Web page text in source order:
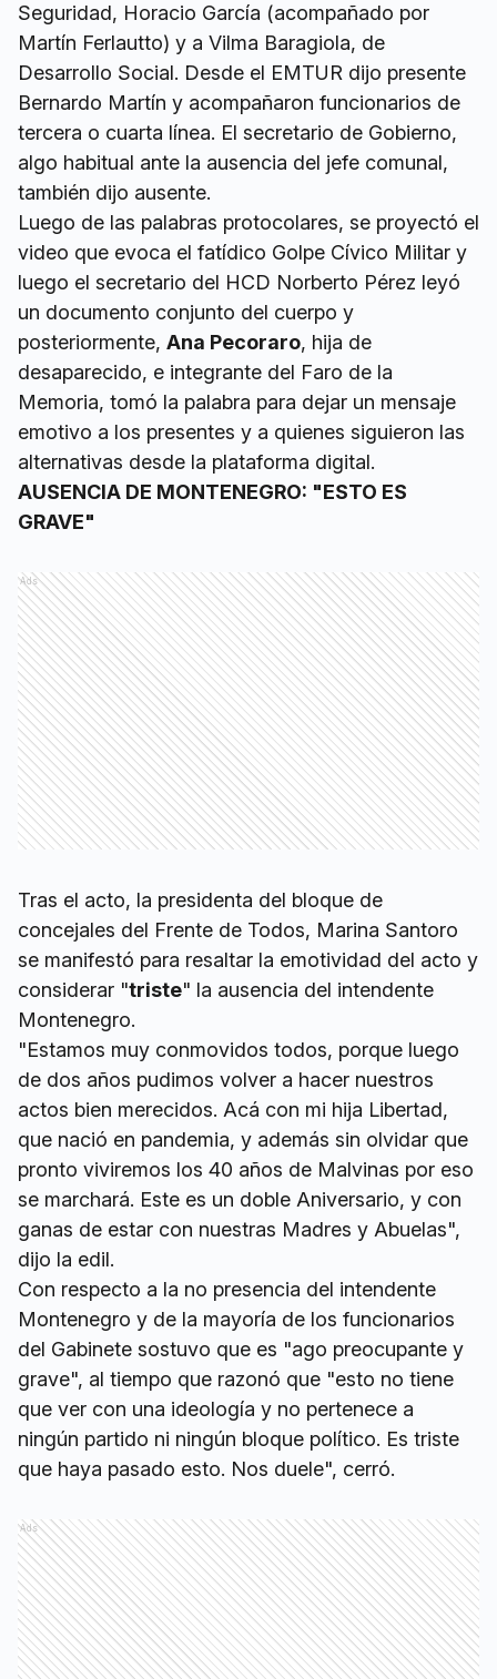
Seguridad, Horacio García (acompañado por
Martín Ferlautto) y a Vilma Baragiola, de
Desarrollo Social. Desde el EMTUR dijo presente
Bernardo Martín y acompañaron funcionarios de
tercera o cuarta línea. El secretario de Gobierno,
algo habitual ante la ausencia del jefe comunal,
también dijo ausente.
Luego de las palabras protocolares, se proyectó el
video que evoca el fatídico Golpe Cívico Militar y
luego el secretario del HCD Norberto Pérez leyó
un documento conjunto del cuerpo y
posteriormente, Ana Pecoraro, hija de
desaparecido, e integrante del Faro de la
Memoria, tomó la palabra para dejar un mensaje
emotivo a los presentes y a quienes siguieron las
alternativas desde la plataforma digital.
AUSENCIA DE MONTENEGRO: "ESTO ES
GRAVE"
Ads
Tras el acto, la presidenta del bloque de
concejales del Frente de Todos, Marina Santoro
se manifestó para resaltar la emotividad del acto y
considerar "triste" la ausencia del intendente
Montenegro.
"Estamos muy conmovidos todos, porque luego
de dos años pudimos volver a hacer nuestros
actos bien merecidos. Acá con mi hija Libertad,
que nació en pandemia, y además sin olvidar que
pronto viviremos los 40 años de Malvinas por eso
se marchará. Este es un doble Aniversario, y con
ganas de estar con nuestras Madres y Abuelas",
dijo la edil.
Con respecto a la no presencia del intendente
Montenegro y de la mayoría de los funcionarios
del Gabinete sostuvo que es "ago preocupante y
grave", al tiempo que razonó que "esto no tiene
que ver con una ideología y no pertenece a
ningún partido ni ningún bloque político. Es triste
que haya pasado esto. Nos duele", cerró.
Ads